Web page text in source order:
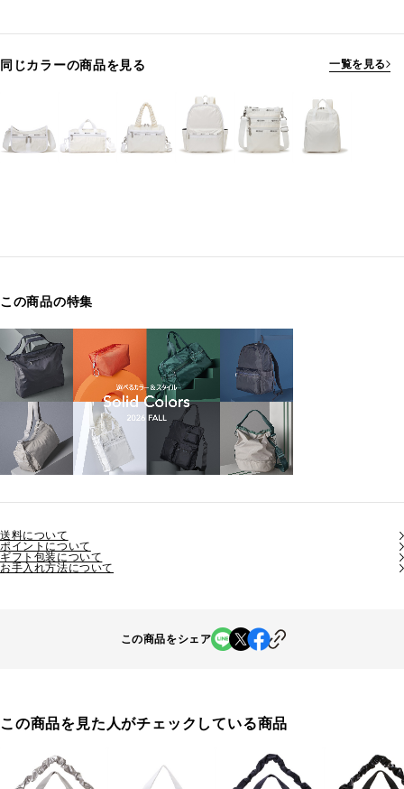
同じカラーの商品を見る 一覧を見る
この商品の特集
送料について
ポイントについて
ギフト包装について
お手入れ方法について
この商品をシェア
この商品を見た人がチェックしている商品